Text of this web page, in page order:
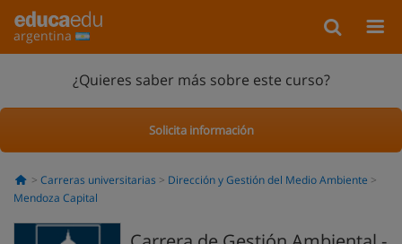
argentina
¿Quieres saber más sobre este curso?
Solicita información
Carreras universitarias
Dirección y Gestión del Medio Ambiente
Mendoza Capital